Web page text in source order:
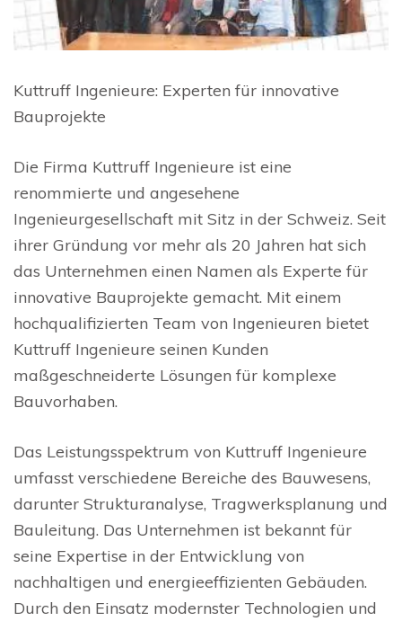
Kuttruff Ingenieure: Experten für innovative
Bauprojekte
Die Firma Kuttruff Ingenieure ist eine
renommierte und angesehene
Ingenieurgesellschaft mit Sitz in der Schweiz. Seit
ihrer Gründung vor mehr als 20 Jahren hat sich
das Unternehmen einen Namen als Experte für
innovative Bauprojekte gemacht. Mit einem
hochqualifizierten Team von Ingenieuren bietet
Kuttruff Ingenieure seinen Kunden
maßgeschneiderte Lösungen für komplexe
Bauvorhaben.
Das Leistungsspektrum von Kuttruff Ingenieure
umfasst verschiedene Bereiche des Bauwesens,
darunter Strukturanalyse, Tragwerksplanung und
Bauleitung. Das Unternehmen ist bekannt für
seine Expertise in der Entwicklung von
nachhaltigen und energieeffizienten Gebäuden.
Durch den Einsatz modernster Technologien und